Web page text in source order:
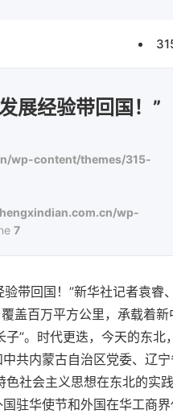
展经验带回国！”
wp-content/themes/315-
wp-
7
带回国！”新华社记者袁睿
盖百万平方公里，承载着新
”。时代更迭，今天的东北
共内蒙古自治区党委、辽
社会主义思想在东北的实
驻华使节和外国在华工商